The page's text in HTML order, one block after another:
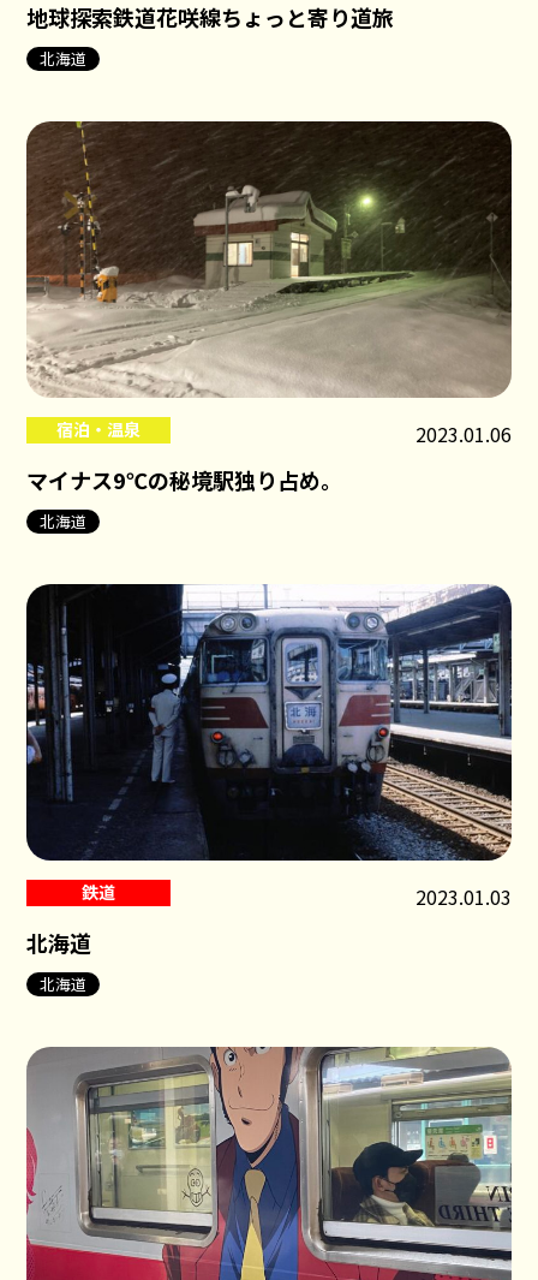
地球探索鉄道花咲線ちょっと寄り道旅
北海道
宿泊・温泉 2023.01.06
マイナス9℃の秘境駅独り占め。
北海道
鉄道 2023.01.03
北海道
北海道